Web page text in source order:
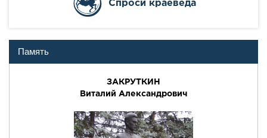
Cпроси краеведа
Память
ЗАКРУТКИН
Виталий Александрович